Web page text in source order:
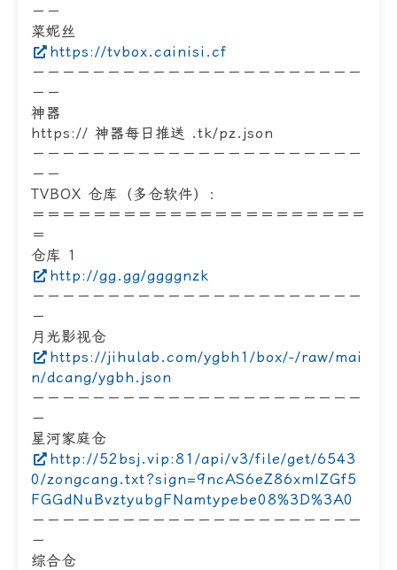
－－
菜妮丝
https://tvbox.cainisi.cf
－－－－－－－－－－－－－－－－－－－－－－
－－
神器
https:// 神器每日推送 .tk/pz.json
－－－－－－－－－－－－－－－－－－－－－－
－－
TVBOX 仓库（多仓软件）：
＝＝＝＝＝＝＝＝＝＝＝＝＝＝＝＝＝＝＝＝＝＝
＝
仓库 1
http://gg.gg/ggggnzk
－－－－－－－－－－－－－－－－－－－－－－
－
月光影视仓
https://jihulab.com/ygbh1/box/-/raw/mai
n/dcang/ygbh.json
－－－－－－－－－－－－－－－－－－－－－－
－
星河家庭仓
http://52bsj.vip:81/api/v3/file/get/6543
0/zongcang.txt?sign=9ncAS6eZ86xmIZGf5
FGGdNuBvztyubgFNamtypebe08%3D%3A0
－－－－－－－－－－－－－－－－－－－－－－
－
综合仓